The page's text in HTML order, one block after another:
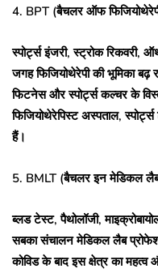
4. BPT (बैचलर ऑफ
स्पोर्ट्स इंजरी, स्ट्रोक रिकवरी,
जगह फिजियोथेरेपी की भूमिका बढ़
फिटनेस और स्पोर्ट्स कल्चर के
फिजियोथेरेपिस्ट अस्पताल,
हैं।
5. BMLT (बैचलर इन मेडिकल लैब
ब्लड टेस्ट, पैथोलॉजी,
सबका संचालन मेडिकल लैब
कोविड के बाद इस क्षेत्र का महत्व